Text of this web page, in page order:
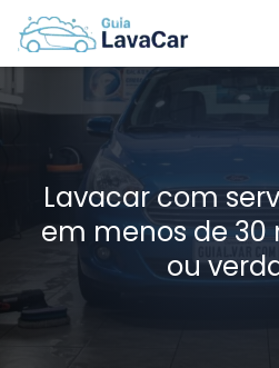
Lavacar com
em menos de
ou